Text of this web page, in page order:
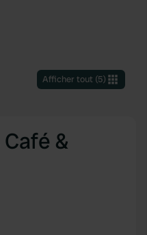
Afficher tout(5)
&